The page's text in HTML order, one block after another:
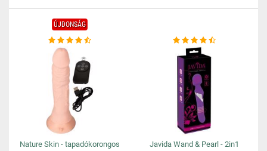
ÚJDONSÁG
Nature Skin - tapadókorongos Javida Wand & Pearl - 2in1